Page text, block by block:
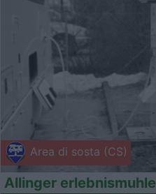
Area di sosta (CS)
Allinger erlebnismuhle